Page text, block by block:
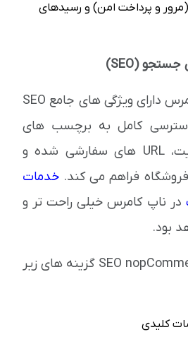
پشتیبانی از SSL (مرور و پرداخت امن) و رسیدهای
فروشگاه ساز ناپ کامرس دارای ویژگی های جامع SEO
کامل به برچسب های
کلیدواژه، نقشه سایت، URL های سفارشی شده و
فروشگاه فراهم می کند. خدمات
در ناپ کامرس خیلی راحت تر و
بود.
ابزار پیش فرض SEO nopCommerce گزینه های زیر
کلیدی